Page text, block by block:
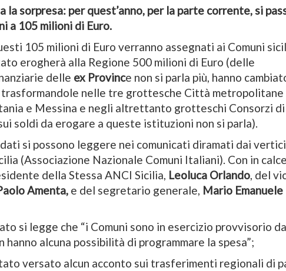
la sorpresa: per quest’anno, per la parte corrente, si
a 105 milioni di Euro.
105 milioni di Euro verranno assegnati ai Comuni
erogherà alla Regione 500 milioni di Euro (delle
delle ex Province non si parla più, hanno
trasformandole nelle tre grottesche Città metropolitane
e Messina e negli altrettanto grotteschi Consorzi di
soldi da erogare a queste istituzioni non si parla).
si possono leggere nei comunicati diramati dai vertici
(Associazione Nazionale Comuni Italiani). Con in
della Stessa ANCI Sicilia, Leoluca Orlando, del
Amenta, e del segretario generale, Mario Emanuele
si legge che “i Comuni sono in esercizio provvisorio
hanno alcuna possibilità di programmare la spesa”;
versato alcun acconto sui trasferimenti regionali di